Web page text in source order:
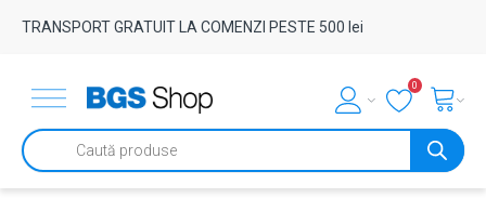
TRANSPORT GRATUIT LA COMENZI PESTE 500 lei
0
Products
search